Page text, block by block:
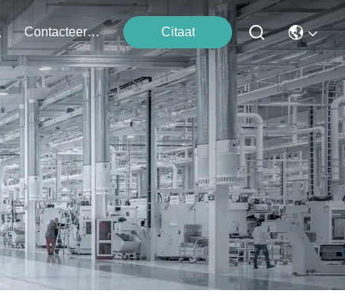
Contacteer Ons Citaat